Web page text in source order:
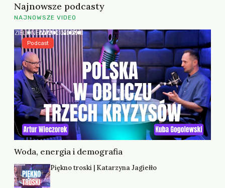
Najnowsze podcasty
NAJNOWSZE VIDEO
Woda, energia i demografia
Podcast
Piękno troski | Katarzyna Jagiełło